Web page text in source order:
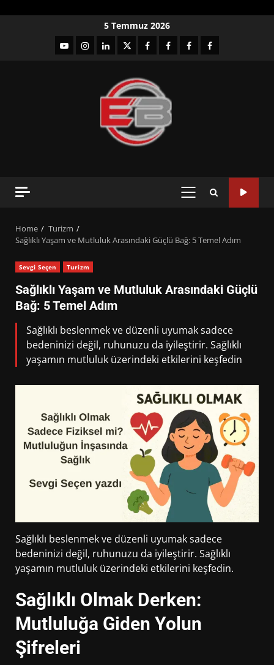
5 Temmuz 2026
YouTubeInstagram
LinkedIntwitterfacebook-Facebook-
Facebook-Facebook-
PRIMARY
Home
Turizm
Sağlıklı Yaşam ve Mutluluk Arasındaki Güçlü Bağ: 5 Temel Adım
Sevgi Seçen Turizm
Sağlıklı Yaşam ve Mutluluk Arasındaki Güçlü
Bağ: 5 Temel Adım
Sağlıklı beslenmek ve düzenli uyumak sadece
bedeninizi değil, ruhunuzu da iyileştirir. Sağlıklı
yaşamın mutluluk üzerindeki etkilerini keşfedin
Sağlıklı beslenmek ve düzenli uyumak sadece
bedeninizi değil, ruhunuzu da iyileştirir. Sağlıklı
yaşamın mutluluk üzerindeki etkilerini keşfedin.
Sağlıklı Olmak Derken:
Mutluluğa Giden Yolun
Şifreleri